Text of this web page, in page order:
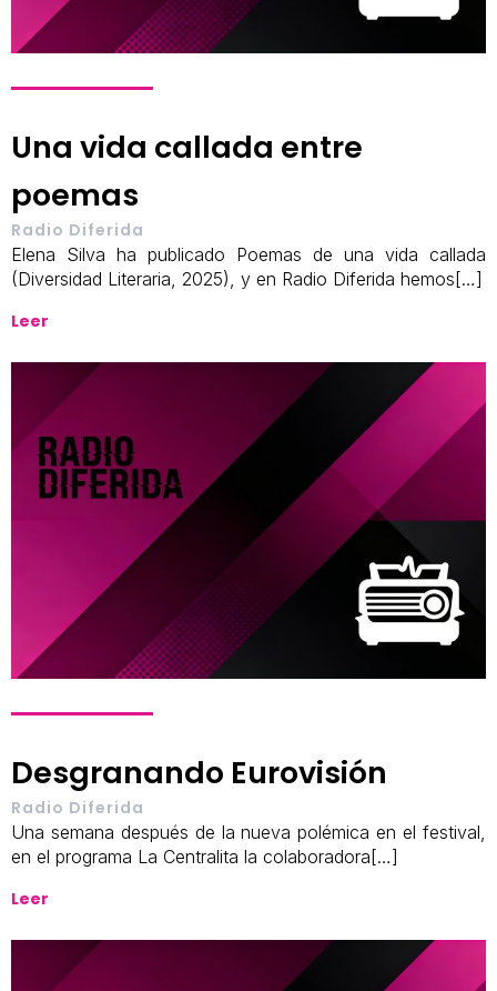
Una vida callada entre
poemas
Radio Diferida
Elena Silva ha publicado Poemas de una vida callada
(Diversidad Literaria, 2025), y en Radio Diferida hemos[…]
Leer
Desgranando Eurovisión
Radio Diferida
Una semana después de la nueva polémica en el festival,
en el programa La Centralita la colaboradora[…]
Leer